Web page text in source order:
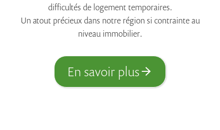
difficultés de logement temporaires.
Un atout précieux dans notre région si contrainte au
niveau immobilier.
En savoir plus